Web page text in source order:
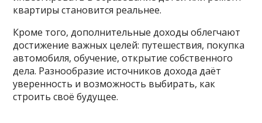
квартиры становится реальнее.
Кроме того, дополнительные доходы облегчают
достижение важных целей: путешествия, покупка
автомобиля, обучение, открытие собственного
дела. Разнообразие источников дохода даёт
уверенность и возможность выбирать, как
строить своё будущее.